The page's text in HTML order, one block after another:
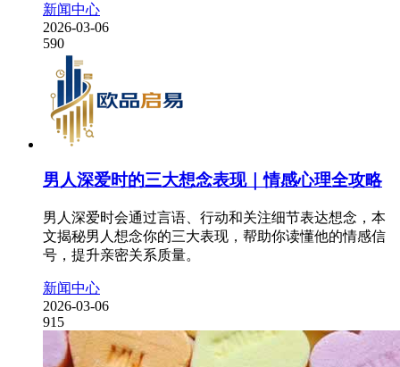
新闻中心
2026-03-06
590
男人深爱时的三大想念表现｜情感心理全攻略
男人深爱时会通过言语、行动和关注细节表达想念，本
文揭秘男人想念你的三大表现，帮助你读懂他的情感信
号，提升亲密关系质量。
新闻中心
2026-03-06
915